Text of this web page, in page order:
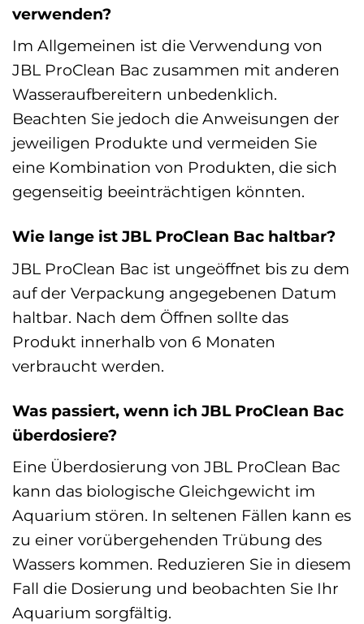
verwenden?
Im Allgemeinen ist die Verwendung von
JBL ProClean Bac zusammen mit anderen
Wasseraufbereitern unbedenklich.
Beachten Sie jedoch die Anweisungen der
jeweiligen Produkte und vermeiden Sie
eine Kombination von Produkten, die sich
gegenseitig beeinträchtigen könnten.
Wie lange ist JBL ProClean Bac haltbar?
JBL ProClean Bac ist ungeöffnet bis zu dem
auf der Verpackung angegebenen Datum
haltbar. Nach dem Öffnen sollte das
Produkt innerhalb von 6 Monaten
verbraucht werden.
Was passiert, wenn ich JBL ProClean Bac
überdosiere?
Eine Überdosierung von JBL ProClean Bac
kann das biologische Gleichgewicht im
Aquarium stören. In seltenen Fällen kann es
zu einer vorübergehenden Trübung des
Wassers kommen. Reduzieren Sie in diesem
Fall die Dosierung und beobachten Sie Ihr
Aquarium sorgfältig.